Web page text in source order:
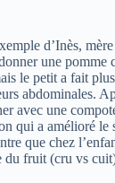
d’Inès,
une pomme
le petit a fait
abdominales.
avec une
qui a amélioré le
que chez
du fruit (cru vs